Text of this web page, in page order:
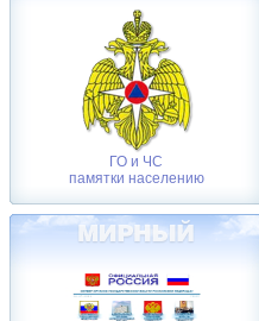
ГО и ЧС
памятки населению